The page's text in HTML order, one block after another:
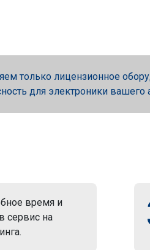
лицензионное
для электроники вашего
время и
сервис на